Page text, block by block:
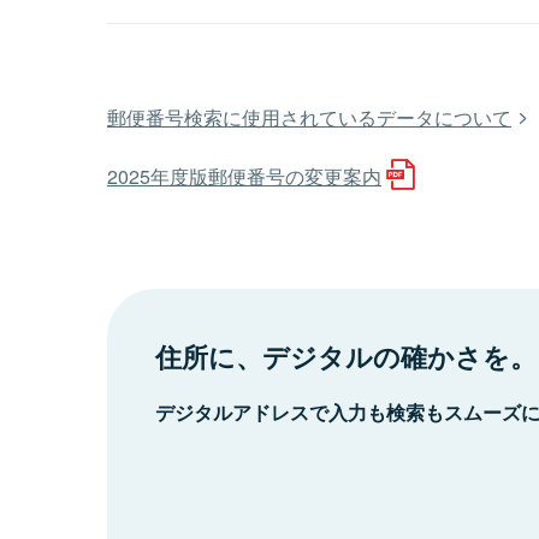
郵便番号検索に使用されているデータについて
2025年度版郵便番号の変更案内
住所に、デジタルの確かさを。
デジタルアドレスで入力も検索もスムーズ